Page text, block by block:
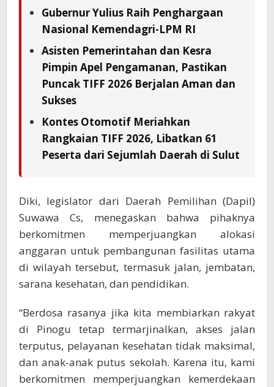
Gubernur Yulius Raih Penghargaan
Nasional Kemendagri-LPM RI
Asisten Pemerintahan dan Kesra
Pimpin Apel Pengamanan, Pastikan
Puncak TIFF 2026 Berjalan Aman dan
Sukses
Kontes Otomotif Meriahkan
Rangkaian TIFF 2026, Libatkan 61
Peserta dari Sejumlah Daerah di Sulut
Diki, legislator dari Daerah Pemilihan (Dapil)
Suwawa Cs, menegaskan bahwa pihaknya
berkomitmen memperjuangkan alokasi
anggaran untuk pembangunan fasilitas utama
di wilayah tersebut, termasuk jalan, jembatan,
sarana kesehatan, dan pendidikan.
“Berdosa rasanya jika kita membiarkan rakyat
di Pinogu tetap termarjinalkan, akses jalan
terputus, pelayanan kesehatan tidak maksimal,
dan anak-anak putus sekolah. Karena itu, kami
berkomitmen memperjuangkan kemerdekaan